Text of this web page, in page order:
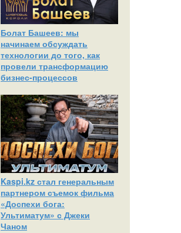
Болат Башеев: мы
начинаем обсуждать
технологии до того, как
провели трансформацию
бизнес-процессов
Kaspi.kz стал генеральным
партнером съемок фильма
«Доспехи бога:
Ультиматум» с Джеки
Чаном